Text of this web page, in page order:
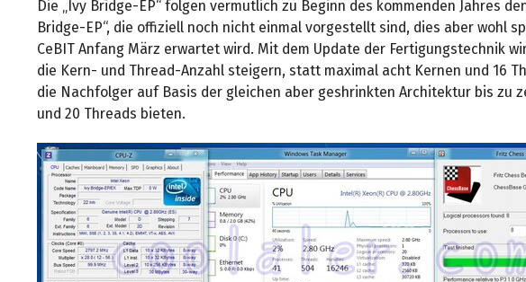
Die „Ivy Bridge-EP“ folgen vermutlich zu Beginn des kommenden Jahres
Bridge-EP“, die offiziell noch nicht einmal vorgestellt sind, dies aber wohl
CeBIT Anfang März erwartet wird. Mit dem Update der Fertigungstechnik
die Kern- und Thread-Anzahl steigern, statt maximal acht Kernen und 16
die Nachfolger auf Basis der gleichen aber geshrinkten Architektur bis zu
und 20 Threads bieten.